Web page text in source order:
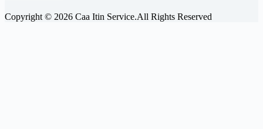
Copyright © 2026 Caa Itin Service.All Rights Reserved